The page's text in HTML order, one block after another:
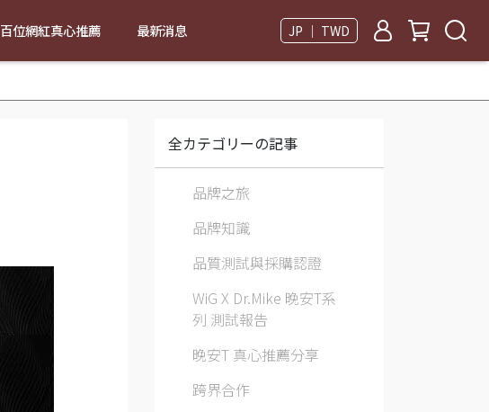
百位網紅真心推薦 最新消息 JP ｜ TWD
全カテゴリーの記事
品牌之旅
品牌知識
品質測試與採購認證
WiG X Dr.Mike 晚安T系
列 測試報告
晚安T 真心推薦分享
跨界合作